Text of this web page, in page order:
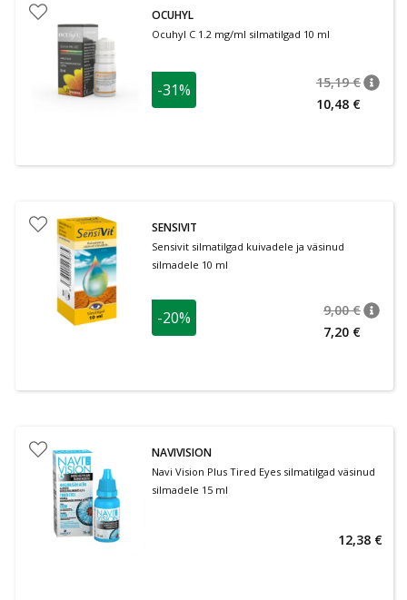
OCUHYL
Ocuhyl C 1.2 mg/ml silmatilgad 10 ml
-31% 15,19 €
10,48 €
SENSIVIT
Sensivit silmatilgad kuivadele ja väsinud
silmadele 10 ml
-20% 9,00 €
7,20 €
NAVIVISION
Navi Vision Plus Tired Eyes silmatilgad väsinud
silmadele 15 ml
12,38 €